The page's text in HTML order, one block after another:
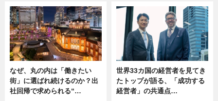
なぜ、丸の内は「働きたい
街」に選ばれ続けるのか？出
社回帰で求められる“…
世界33カ国の経営者を見てき
たトップが語る、「成功する
経営者」の共通点…